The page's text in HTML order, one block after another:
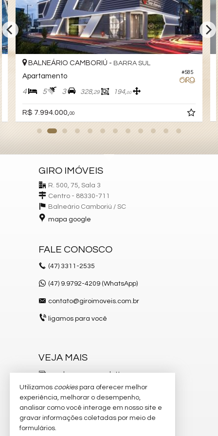
- Piscina térmica
- Pub
- Sala de games
- Salão de festas
Características do Imóvel
Área de Serviço
Piscina Privativa
Terraço
Hidromassagem
Suíte Master
Características do Empreendimento
Sala de Jogos
Salão de Festas
Espaço Fitness
Brinquedoteca
Bicicletário
Box de Praia
#585
BALNEÁRIO CAMBORIÚ - BARRA SUL
Apartamento
4 5 3 328,29 194,00
R$ 7.994.000,00
GIRO IMÓVEIS
R. 500, 75, Sala 3
Centro - 88330-711
Balneário Camboriú / SC
mapa google
FALE CONOSCO
(47) 3311-2535
(47) 9.9792-4209 (WhatsApp)
contato@giroimoveis.com.br
ligamos para você
VEJA MAIS
receba nosso newsletter
indicadores financeiros
cadastre seu imóvel
imóveis favoritos
Utilizamos cookiespara oferecer melhor
experiência, melhorar o desempenho,
analisar como você interage em nosso site e
gravar informações coletadas por meio de
formulários.